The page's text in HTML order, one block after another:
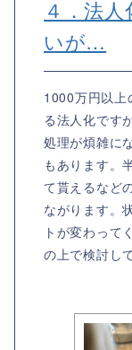
４．法
いが…
1000万円以上
る法人化です
処理が煩雑に
もあります。
て貰えるなど
ながります。
トが変わって
の上で検討し